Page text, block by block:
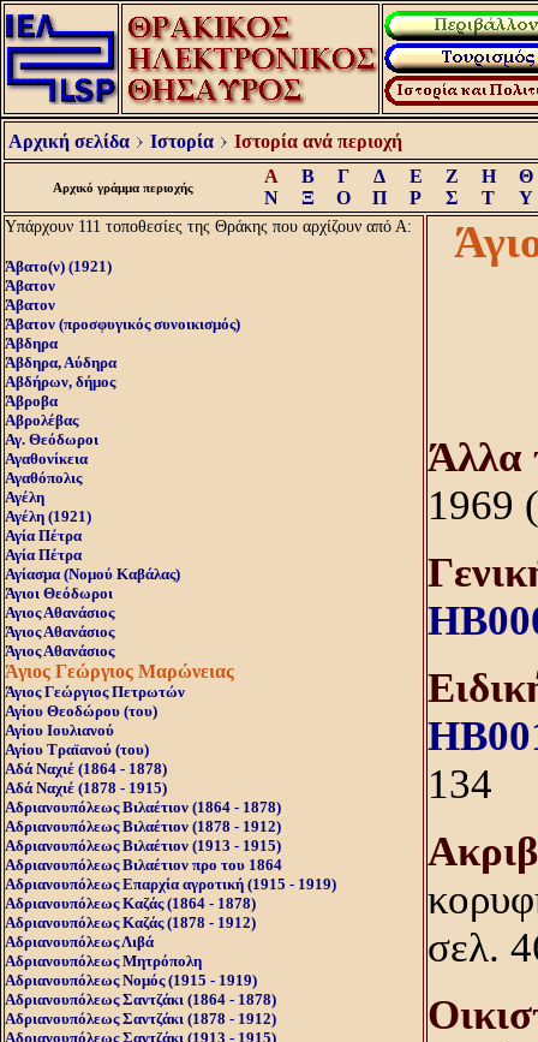
Αρχική σελίδα Ιστορία Ιστορία ανά περιοχή
Αρχικό γράμμα περιοχής
Α Β Γ Δ Ε Ζ Η
Θ
Ν
Ξ Ο Π Ρ Σ Τ Υ
Υπάρχουν 111 τοποθεσίες της Θράκης που αρχίζουν από Α:
Άβατο(ν) (1921)
Άβατον
Άβατον
Άβατον (προσφυγικός συνοικισμός)
Άβδηρα
Άβδηρα, Αύδηρα
Αβδήρων, δήμος
Άβροβα
Αβρολέβας
Αγ. Θεόδωροι
Αγαθονίκεια
Αγαθόπολις
Αγέλη
Αγέλη (1921)
Αγία Πέτρα
Αγία Πέτρα
Αγίασμα (Nομού Kαβάλας)
Άγιοι Θεόδωροι
Αγιος Αθανάσιος
Άγιος Αθανάσιος
Άγιος Αθανάσιος
Άγιος Γεώργιος Μαρώνειας
Άγιος Γεώργιος Πετρωτών
Αγίου Θεοδώρου (του)
Αγίου Ιουλιανού
Αγίου Τραϊανού (του)
Αδά Ναχιέ (1864 - 1878)
Αδά Ναχιέ (1878 - 1915)
Αδριανουπόλεως Βιλαέτιον (1864 - 1878)
Αδριανουπόλεως Βιλαέτιον (1878 - 1912)
Αδριανουπόλεως Βιλαέτιον (1913 - 1915)
Αδριανουπόλεως Βιλαέτιον προ του 1864
Αδριανουπόλεως Επαρχία αγροτική (1915 - 1919)
Αδριανουπόλεως Καζάς (1864 - 1878)
Αδριανουπόλεως Καζάς (1878 - 1912)
Αδριανουπόλεως Λιβά
Αδριανουπόλεως Μητρόπολη
Αδριανουπόλεως Νομός (1915 - 1919)
Αδριανουπόλεως Σαντζάκι (1864 - 1878)
Αδριανουπόλεως Σαντζάκι (1878 - 1912)
Αδριανουπόλεως Σαντζάκι (1913 - 1915)
Άλλα
1969
134
σελ.